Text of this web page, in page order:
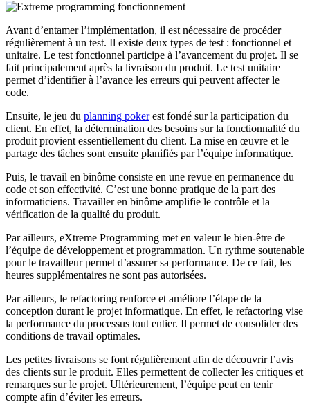
Avant d’entamer l’implémentation, il est nécessaire de procéder
régulièrement à un test. Il existe deux types de test : fonctionnel et
unitaire. Le test fonctionnel participe à l’avancement du projet. Il se
fait principalement après la livraison du produit. Le test unitaire
permet d’identifier à l’avance les erreurs qui peuvent affecter le
code.
Ensuite, le jeu du planning pokerest fondé sur la participation du
client. En effet, la détermination des besoins sur la fonctionnalité du
produit provient essentiellement du client. La mise en œuvre et le
partage des tâches sont ensuite planifiés par l’équipe informatique.
Puis, le travail en binôme consiste en une revue en permanence du
code et son effectivité. C’est une bonne pratique de la part des
informaticiens. Travailler en binôme amplifie le contrôle et la
vérification de la qualité du produit.
Par ailleurs, eXtreme Programming met en valeur le bien-être de
l’équipe de développement et programmation. Un rythme soutenable
pour le travailleur permet d’assurer sa performance. De ce fait, les
heures supplémentaires ne sont pas autorisées.
Par ailleurs, le refactoring renforce et améliore l’étape de la
conception durant le projet informatique. En effet, le refactoring vise
la performance du processus tout entier. Il permet de consolider des
conditions de travail optimales.
Les petites livraisons se font régulièrement afin de découvrir l’avis
des clients sur le produit. Elles permettent de collecter les critiques et
remarques sur le projet. Ultérieurement, l’équipe peut en tenir
compte afin d’éviter les erreurs.